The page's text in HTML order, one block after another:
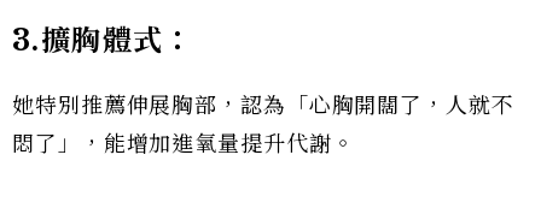
3.擴胸體式：
她特別推薦伸展胸部，認為「心胸開闊了，人就不
悶了」，能增加進氧量提升代謝。